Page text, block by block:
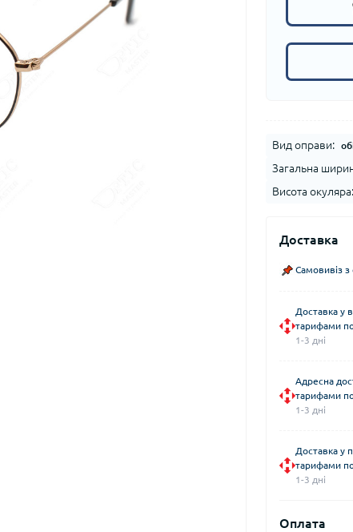
Вид оправи:
Загальна
Висота окуляра:
Доставка
Самовивіз
Доставка у
тарифами
1-3 дні
Адресна
тарифами
1-3 дні
Доставка у
тарифами
1-3 дні
Оплата